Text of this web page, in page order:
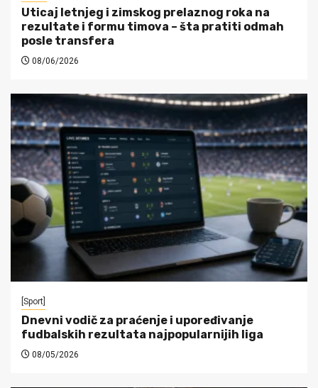
Uticaj letnjeg i zimskog prelaznog roka na
rezultate i formu timova – šta pratiti odmah
posle transfera
08/06/2026
[Sport]
Dnevni vodič za praćenje i upoređivanje
fudbalskih rezultata najpopularnijih liga
08/05/2026